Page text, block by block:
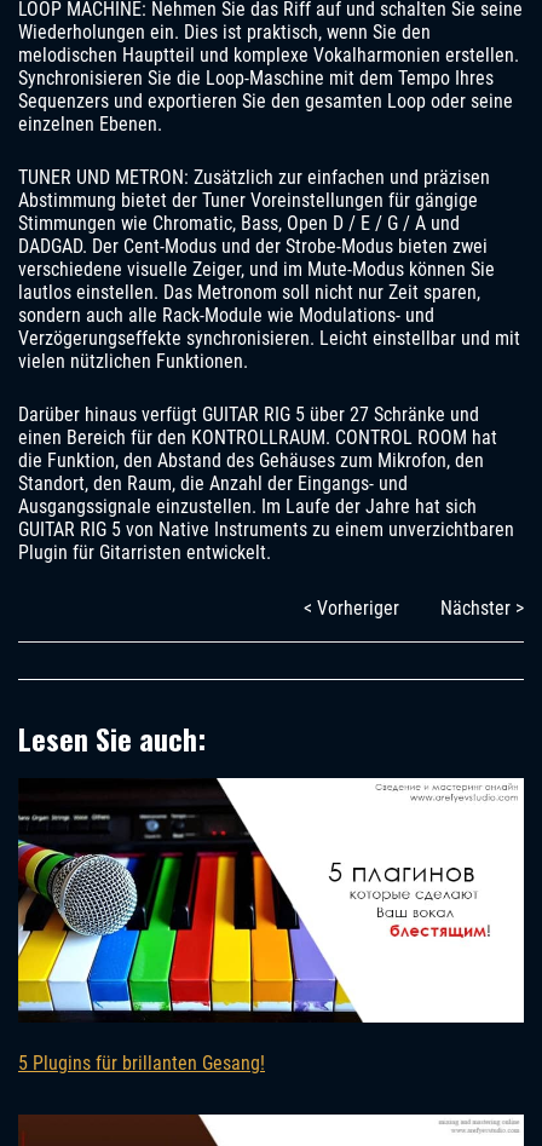
LOOP MACHINE: Nehmen Sie das Riff auf und schalten Sie seine
Wiederholungen ein. Dies ist praktisch, wenn Sie den
melodischen Hauptteil und komplexe Vokalharmonien erstellen.
Synchronisieren Sie die Loop-Maschine mit dem Tempo Ihres
Sequenzers und exportieren Sie den gesamten Loop oder seine
einzelnen Ebenen.
TUNER UND METRON: Zusätzlich zur einfachen und präzisen
Abstimmung bietet der Tuner Voreinstellungen für gängige
Stimmungen wie Chromatic, Bass, Open D / E / G / A und
DADGAD. Der Cent-Modus und der Strobe-Modus bieten zwei
verschiedene visuelle Zeiger, und im Mute-Modus können Sie
lautlos einstellen. Das Metronom soll nicht nur Zeit sparen,
sondern auch alle Rack-Module wie Modulations- und
Verzögerungseffekte synchronisieren. Leicht einstellbar und mit
vielen nützlichen Funktionen.
Darüber hinaus verfügt GUITAR RIG 5 über 27 Schränke und
einen Bereich für den KONTROLLRAUM. CONTROL ROOM hat
die Funktion, den Abstand des Gehäuses zum Mikrofon, den
Standort, den Raum, die Anzahl der Eingangs- und
Ausgangssignale einzustellen. Im Laufe der Jahre hat sich
GUITAR RIG 5 von Native Instruments zu einem unverzichtbaren
Plugin für Gitarristen entwickelt.
< Vorheriger Nächster >
Lesen Sie auch:
5 Plugins für brillanten Gesang!